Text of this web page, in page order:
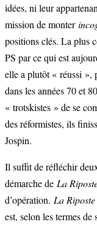
idées, ni leur
mission de monter
positions clés. La plus
PS par ce qui est
elle a plutôt « réussi »,
dans les années 70 et
« trotskistes » de se
des réformistes, ils
Jospin.
Il suffit de réfléchir
démarche de La
d’opération. La Riposte
est, selon les termes de